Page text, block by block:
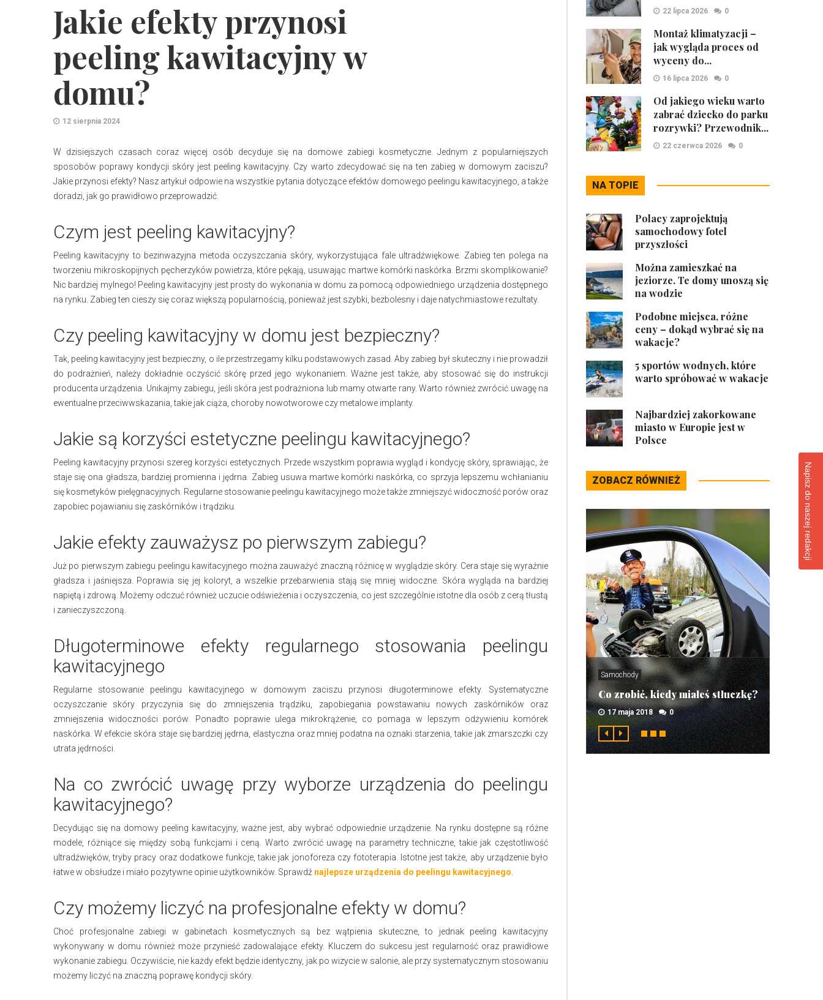
Jakie efekty przynosi
peeling kawitacyjny w
domu?
12 sierpnia 2024
W dzisiejszych czasach coraz więcej osób decyduje się na domowe zabiegi kosmetyczne. Jednym z popularniejszych
sposobów poprawy kondycji skóry jest peeling kawitacyjny. Czy warto zdecydować się na ten zabieg w domowym zaciszu?
Jakie przynosi efekty? Nasz artykuł odpowie na wszystkie pytania dotyczące efektów domowego peelingu kawitacyjnego, a także
doradzi, jak go prawidłowo przeprowadzić.
Czym jest peeling kawitacyjny?
Peeling kawitacyjny to bezinwazyjna metoda oczyszczania skóry, wykorzystująca fale ultradźwiękowe. Zabieg ten polega na
tworzeniu mikroskopijnych pęcherzyków powietrza, które pękają, usuwając martwe komórki naskórka. Brzmi skomplikowanie?
Nic bardziej mylnego! Peeling kawitacyjny jest prosty do wykonania w domu za pomocą odpowiedniego urządzenia dostępnego
na rynku. Zabieg ten cieszy się coraz większą popularnością, ponieważ jest szybki, bezbolesny i daje natychmiastowe rezultaty.
Czy peeling kawitacyjny w domu jest bezpieczny?
Tak, peeling kawitacyjny jest bezpieczny, o ile przestrzegamy kilku podstawowych zasad. Aby zabieg był skuteczny i nie prowadził
do podrażnień, należy dokładnie oczyścić skórę przed jego wykonaniem. Ważne jest także, aby stosować się do instrukcji
producenta urządzenia. Unikajmy zabiegu, jeśli skóra jest podrażniona lub mamy otwarte rany. Warto również zwrócić uwagę na
ewentualne przeciwwskazania, takie jak ciąża, choroby nowotworowe czy metalowe implanty.
Jakie są korzyści estetyczne peelingu kawitacyjnego?
Peeling kawitacyjny przynosi szereg korzyści estetycznych. Przede wszystkim poprawia wygląd i kondycję skóry, sprawiając, że
staje się ona gładsza, bardziej promienna i jędrna. Zabieg usuwa martwe komórki naskórka, co sprzyja lepszemu wchłanianiu
się kosmetyków pielęgnacyjnych. Regularne stosowanie peelingu kawitacyjnego może także zmniejszyć widoczność porów oraz
zapobiec pojawianiu się zaskórników i trądziku.
Jakie efekty zauważysz po pierwszym zabiegu?
Już po pierwszym zabiegu peelingu kawitacyjnego można zauważyć znaczną różnicę w wyglądzie skóry. Cera staje się wyraźnie
gładsza i jaśniejsza. Poprawia się jej koloryt, a wszelkie przebarwienia stają się mniej widoczne. Skóra wygląda na bardziej
napiętą i zdrową. Możemy odczuć również uczucie odświeżenia i oczyszczenia, co jest szczególnie istotne dla osób z cerą tłustą
i zanieczyszczoną.
Długoterminowe efekty regularnego stosowania peelingu
kawitacyjnego
Regularne stosowanie peelingu kawitacyjnego w domowym zaciszu przynosi długoterminowe efekty. Systematyczne
oczyszczanie skóry przyczynia się do zmniejszenia trądziku, zapobiegania powstawaniu nowych zaskórników oraz
zmniejszenia widoczności porów. Ponadto poprawie ulega mikrokrążenie, co pomaga w lepszym odżywieniu komórek
naskórka. W efekcie skóra staje się bardziej jędrna, elastyczna oraz mniej podatna na oznaki starzenia, takie jak zmarszczki czy
utrata jędrności.
Na co zwrócić uwagę przy wyborze urządzenia do peelingu
kawitacyjnego?
Decydując się na domowy peeling kawitacyjny, ważne jest, aby wybrać odpowiednie urządzenie. Na rynku dostępne są różne
modele, różniące się między sobą funkcjami i ceną. Warto zwrócić uwagę na parametry techniczne, takie jak częstotliwość
ultradźwięków, tryby pracy oraz dodatkowe funkcje, takie jak jonoforeza czy fototerapia. Istotne jest także, aby urządzenie było
łatwe w obsłudze i miało pozytywne opinie użytkowników. Sprawdź najlepsze urządzenia do peelingu kawitacyjnego
Czy możemy liczyć na profesjonalne efekty w domu?
Choć profesjonalne zabiegi w gabinetach kosmetycznych są bez wątpienia skuteczne, to jednak peeling kawitacyjny
wykonywany w domu również może przynieść zadowalające efekty. Kluczem do sukcesu jest regularność oraz prawidłowe
wykonanie zabiegu. Oczywiście, nie każdy efekt będzie identyczny, jak po wizycie w salonie, ale przy systematycznym stosowaniu
możemy liczyć na znaczną poprawę kondycji skóry.
22 lipca 2026 0
Montaż klimatyzacji –
jak wygląda proces od
wyceny do...
16 lipca 2026 0
Od jakiego wieku warto
zabrać dziecko do parku
rozrywki? Przewodnik...
22 czerwca 2026 0
NA TOPIE
Polacy zaprojektują
samochodowy fotel
przyszłości
Można zamieszkać na
jeziorze. Te domy unoszą się
na wodzie
Podobne miejsca, różne
ceny – dokąd wybrać się na
wakacje?
5 sportów wodnych, które
warto spróbować w wakacje
Najbardziej zakorkowane
miasto w Europie jest w
Polsce
ZOBACZ RÓWNIEŻ
Samochody
Co zrobić, kiedy miałeś stłuczkę?
17 maja 2018 0
Napisz do naszej redakcji